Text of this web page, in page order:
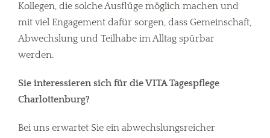
Kollegen, die solche Ausflüge möglich machen und
mit viel Engagement dafür sorgen, dass Gemeinschaft,
Abwechslung und Teilhabe im Alltag spürbar
werden.
Sie interessieren sich für die VITA Tagespflege
Charlottenburg?
Bei uns erwartet Sie ein abwechslungsreicher